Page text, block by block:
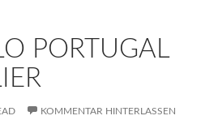
PORTUGAL
KOMMENTAR HINTERLASSEN